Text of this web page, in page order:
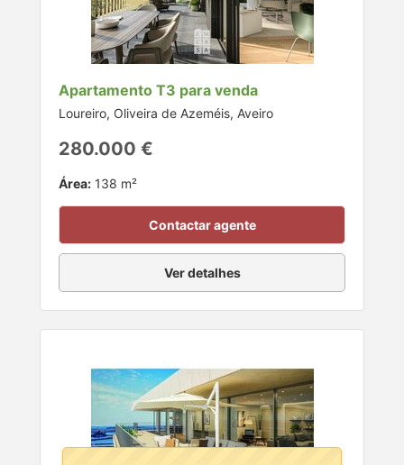
Apartamento T3 para venda
Loureiro, Oliveira de Azeméis, Aveiro
280.000 €
Área: 138 m²
Contactar agente
Ver detalhes